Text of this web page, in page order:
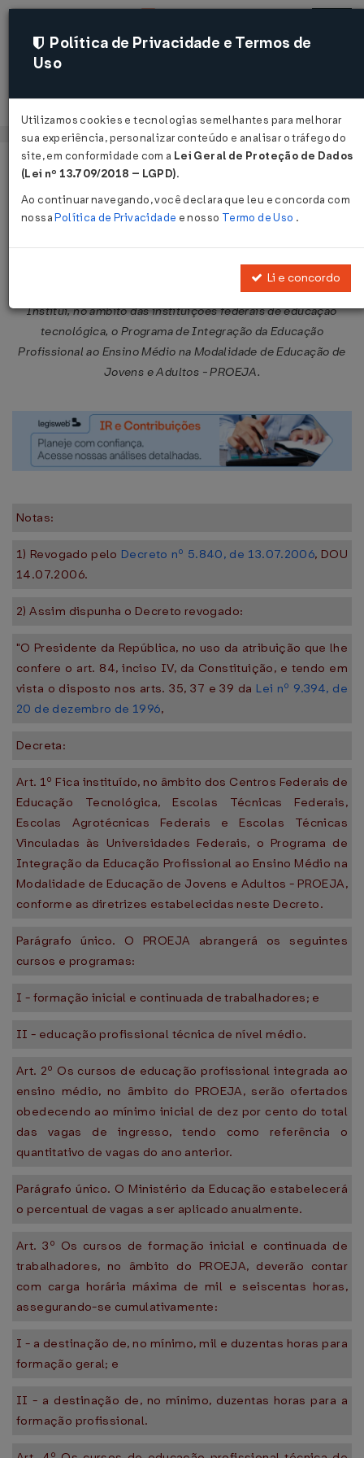
Acessar
Página Inicial Legislações
Decreto nº 5.478 de 24/06/2005
Publicado no DOU em 27 jun 2005
Institui, no âmbito das instituições federais de educação
tecnológica, o Programa de Integração da Educação
Profissional ao Ensino Médio na Modalidade de Educação de
Jovens e Adultos - PROEJA.
Notas:
1) Revogado pelo Decreto nº 5.840, de 13.07.2006, DOU
14.07.2006.
2) Assim dispunha o Decreto revogado:
"O Presidente da República, no uso da atribuição que lhe
confere o art. 84, inciso IV, da Constituição, e tendo em
vista o disposto nos arts. 35, 37 e 39 da Lei nº 9.394, de
20 de dezembro de 1996,
Decreta:
Art. 1º Fica instituído, no âmbito dos Centros Federais de
Educação Tecnológica, Escolas Técnicas Federais,
Escolas Agrotécnicas Federais e Escolas Técnicas
Vinculadas às Universidades Federais, o Programa de
Integração da Educação Profissional ao Ensino Médio na
Modalidade de Educação de Jovens e Adultos - PROEJA,
conforme as diretrizes estabelecidas neste Decreto.
Parágrafo único. O PROEJA abrangerá os seguintes
cursos e programas:
I - formação inicial e continuada de trabalhadores; e
II - educação profissional técnica de nível médio.
Art. 2º Os cursos de educação profissional integrada ao
ensino médio, no âmbito do PROEJA, serão ofertados
obedecendo ao mínimo inicial de dez por cento do total
das vagas de ingresso, tendo como referência o
quantitativo de vagas do ano anterior.
Parágrafo único. O Ministério da Educação estabelecerá
o percentual de vagas a ser aplicado anualmente.
Art. 3º Os cursos de formação inicial e continuada de
trabalhadores, no âmbito do PROEJA, deverão contar
com carga horária máxima de mil e seiscentas horas,
assegurando-se cumulativamente:
I - a destinação de, no mínimo, mil e duzentas horas para
formação geral; e
II - a destinação de, no mínimo, duzentas horas para a
formação profissional.
Política de Privacidade e Termos de
Uso
Utilizamos cookies e tecnologias semelhantes para melhorar
sua experiência, personalizar conteúdo e analisar o tráfego do
site, em conformidade com a Lei Geral de Proteção de Dados
(Lei nº 13.709/2018 – LGPD).
Ao continuar navegando, você declara que leu e concorda com
nossaPolítica de Privacidade e nosso Termo de Uso .
Li e concordo